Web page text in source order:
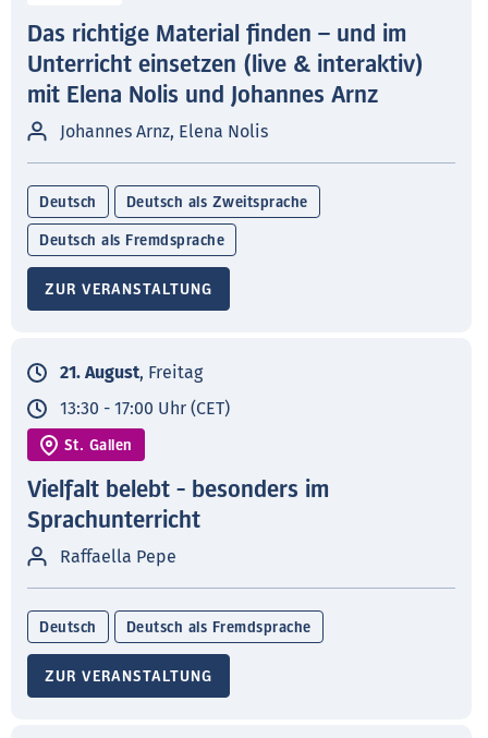
Das richtige Material finden – und im
Unterricht einsetzen (live & interaktiv)
mit Elena Nolis und Johannes Arnz
Johannes Arnz, Elena Nolis
Deutsch Deutsch als Zweitsprache
Deutsch als Fremdsprache
ZUR VERANSTALTUNG
21. August, Freitag
13:30 - 17:00 Uhr (CET)
St. Gallen
Vielfalt belebt - besonders im
Sprachunterricht
Raffaella Pepe
Deutsch Deutsch als Fremdsprache
ZUR VERANSTALTUNG